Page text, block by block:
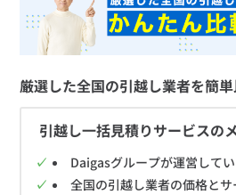
厳選した全国の引越し業者を簡単
引越し一括見積りサービスの
Daigasグループが運営して
全国の引越し業者の価格と